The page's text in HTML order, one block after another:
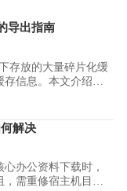
导出指南
存放的大量碎片化缓
信息。本文介绍了
部数据存取不便的顽
解决
办公资料下载时，
，需重修宿主机目录